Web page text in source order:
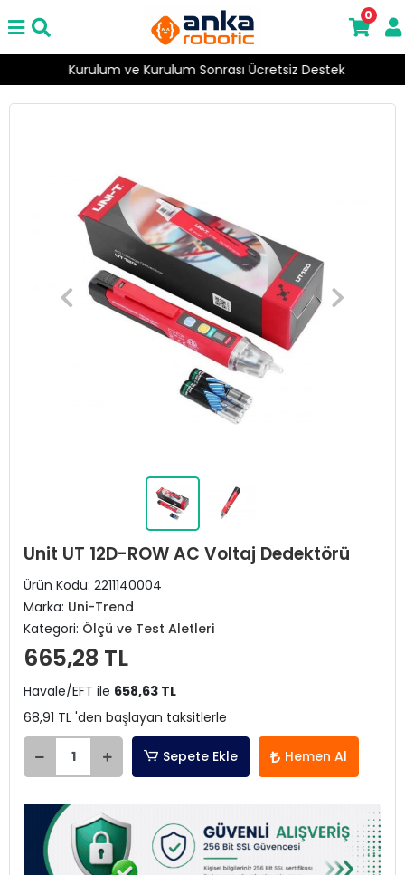
Kurulum ve Kurulum Sonrası Ücretsiz Destek
0
Unit UT 12D-ROW AC Voltaj Dedektörü
Ürün Kodu: 2211140004
Marka: Uni-Trend
Kategori: Ölçü ve Test Aletleri
665,28 TL
Havale/EFT ile 658,63 TL
68,91 TL 'den başlayan taksitlerle
Sepete Ekle Hemen Al